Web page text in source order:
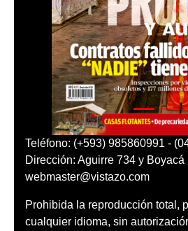
Teléfono: (+593) 985860991 -
Dirección: Aguirre 734 y Boyacá
webmaster@vistazo.com
Prohibida la reproducción total,
cualquier idioma, sin